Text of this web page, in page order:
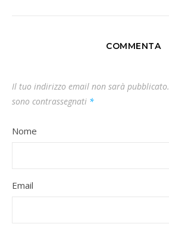
COMMENTA
Il tuo indirizzo email non sarà pubblicato.
sono contrassegnati *
Nome
Email